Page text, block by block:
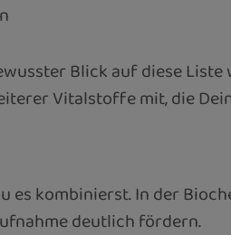
Blick auf diese
Vitalstoffe mit, die
es kombinierst. In der
deutlich fördern.